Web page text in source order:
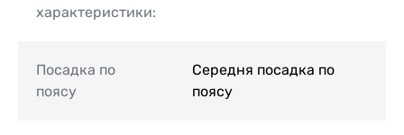
характеристики:
Посадка по
поясу
Середня посадка по
поясу